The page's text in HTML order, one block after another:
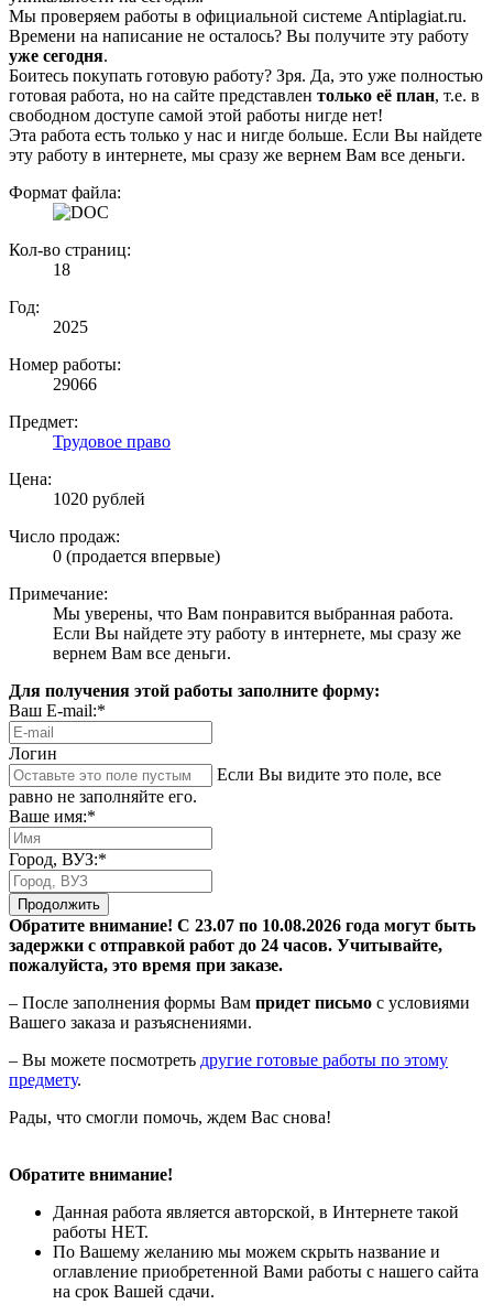
Мы проверяем работы в официальной системе Аntiplagiat.ru.
Времени на написание не осталось? Вы получите эту работу
уже сегодня.
Боитесь покупать готовую работу? Зря. Да, это уже полностью
готовая работа, но на сайте представлен только её план, т.е. в
свободном доступе самой этой работы нигде нет!
Эта работа есть только у нас и нигде больше. Если Вы найдете
эту работу в интернете, мы сразу же вернем Вам все деньги.
Формат файла:
Кол-во страниц:
18
Год:
2025
Номер работы:
29066
Предмет:
Трудовое право
Цена:
1020 рублей
Число продаж:
0 (продается впервые)
Примечание:
Мы уверены, что Вам понравится выбранная работа.
Если Вы найдете эту работу в интернете, мы сразу же
вернем Вам все деньги.
Для получения этой работы заполните форму:
Ваш E-mail:*
Логин
Если Вы видите это поле, все
равно не заполняйте его.
Ваше имя:*
Город, ВУЗ:*
Продолжить
Обратите внимание! С 23.07 по 10.08.2026 года могут быть
задержки с отправкой работ до 24 часов. Учитывайте,
пожалуйста, это время при заказе.
– После заполнения формы Вам придет письмо с условиями
Вашего заказа и разъяснениями.
– Вы можете посмотреть другие готовые работы по этому
предмету.
Рады, что смогли помочь, ждем Вас снова!
Обратите внимание!
Данная работа является авторской, в Интернете такой
работы НЕТ.
По Вашему желанию мы можем скрыть название и
оглавление приобретенной Вами работы с нашего сайта
на срок Вашей сдачи.